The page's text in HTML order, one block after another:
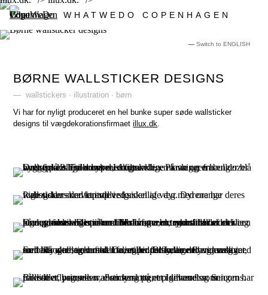
WHATWEDO COPENHAGEN
— Switch to ENGLISH
BØRNE WALLSTICKER DESIGNS
— wallstickers · illustration · børn
Vi har for nyligt produceret en hel bunke super søde wallsticker
designs til vægdekorationsfirmaetillux.dk.